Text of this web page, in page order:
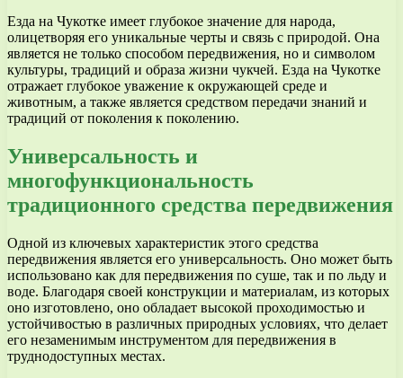
Езда на Чукотке имеет глубокое значение для народа,
олицетворяя его уникальные черты и связь с природой. Она
является не только способом передвижения, но и символом
культуры, традиций и образа жизни чукчей. Езда на Чукотке
отражает глубокое уважение к окружающей среде и
животным, а также является средством передачи знаний и
традиций от поколения к поколению.
Универсальность и
многофункциональность
традиционного средства передвижения
Одной из ключевых характеристик этого средства
передвижения является его универсальность. Оно может быть
использовано как для передвижения по суше, так и по льду и
воде. Благодаря своей конструкции и материалам, из которых
оно изготовлено, оно обладает высокой проходимостью и
устойчивостью в различных природных условиях, что делает
его незаменимым инструментом для передвижения в
труднодоступных местах.